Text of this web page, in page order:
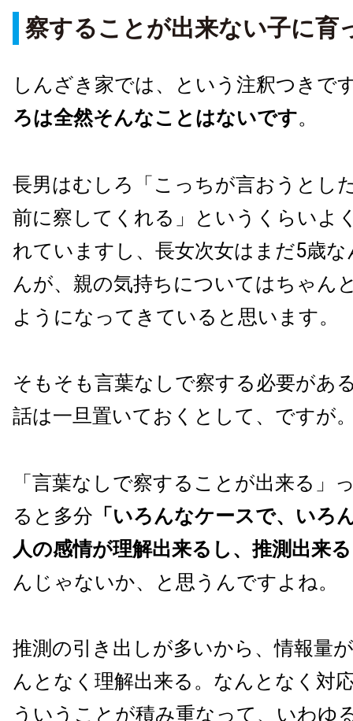
察することが出来ない子に育
しんざき家では、という注釈つきで
ろは全然そんなことはないです。
長男はむしろ「こっちが言おうとし
前に察してくれる」というくらいよ
れていますし、長女次女はまだ5歳
んが、親の気持ちについてはちゃん
ようになってきていると思います。
そもそも言葉なしで察する必要があ
話は一旦置いておくとして、ですが
「言葉なしで察することが出来る」
ると多分 「いろんなケースで、いろ
人の感情が理解出来るし、推測出来
んじゃないか、と思うんですよね。
推測の引き出しが多いから、情報量
んとなく理解出来る。なんとなく対
ういうことが積み重なって、いわゆ